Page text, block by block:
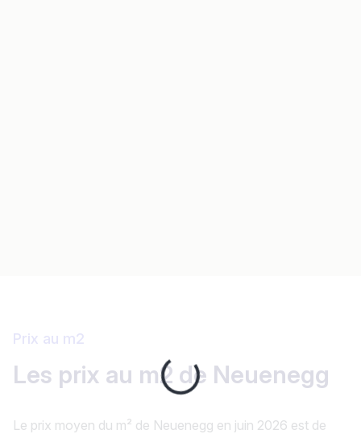
Loading...
Prix au m2
Les prix au m2 de Neuenegg
Le prix moyen du m² de Neuenegg en juin 2026 est de